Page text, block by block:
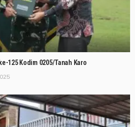
125 Kodim 0205/Tanah Karo